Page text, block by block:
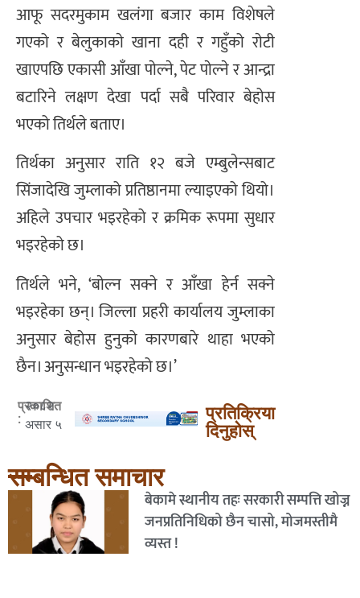
आफू सदरमुकाम खलंगा बजार काम विशेषले
गएको र बेलुकाकाे खाना दही र गहुँको राेटी
खाएपछि एकासी आँखा पाेल्ने, पेट पाेल्ने र आन्द्रा
बटारिने लक्षण देखा पर्दा सबै परिवार बेहोस
भएको तिर्थले बताए।
तिर्थका अनुसार राति १२ बजे एम्बुलेन्सबाट
सिंजादेखि जुम्लाको प्रतिष्ठानमा ल्याइएको थियो।
अहिले उपचार भइरहेको र क्रमिक रूपमा सुधार
भइरहेको छ।
तिर्थले भने, ‘बाेल्न सक्ने र आँखा हेर्न सक्ने
भइरहेका छन्। जिल्ला प्रहरी कार्यालय जुम्लाका
अनुसार बेहोस हुनुको कारणबारे थाहा भएको
छैन। अनुसन्धान भइरहेको छ।’
प्रकाशित
:
२०८२
असार ५
प्रतिक्रिया
दिनुहोस्
सम्बन्धित समाचार
बेकामे स्थानीय तहः सरकारी सम्पत्ति खोज्न
जनप्रतिनिधिको छैन चासो, मोजमस्तीमै
व्यस्त !